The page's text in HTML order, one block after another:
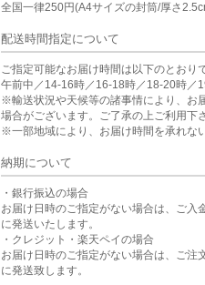
全国一律250円(A4サイズの封筒/厚さ
配送時間指定について
ご指定可能なお届け時間は以下のとおり
午前中／14-16時／16-18時／18-20時／
※輸送状況や天候等の諸事情により、お
場合がございます。ご了承の上ご利用下
※一部地域により、お届け時間を承れな
納期について
・銀行振込の場合
お届け日時のご指定がない場合は、ご入
に発送いたします。
・クレジット・楽天ペイの場合
お届け日時のご指定がない場合は、ご注
に発送致します。